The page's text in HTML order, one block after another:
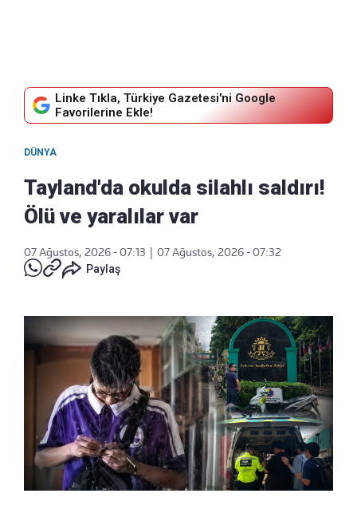
Linke Tıkla, Türkiye Gazetesi'ni Google
Favorilerine Ekle!
DÜNYA
Tayland'da okulda silahlı saldırı!
Ölü ve yaralılar var
07 Ağustos, 2026 - 07:13
07 Ağustos, 2026 - 07:32
Paylaş